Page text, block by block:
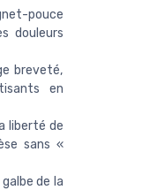
pouce
douleurs
breveté,
en
liberté de
sans «
de la